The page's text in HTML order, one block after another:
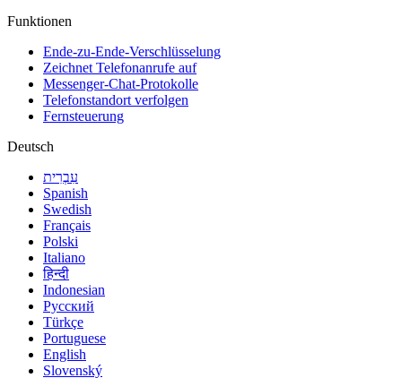
Funktionen
Ende-zu-Ende-Verschlüsselung
Zeichnet Telefonanrufe auf
Messenger-Chat-Protokolle
Telefonstandort verfolgen
Fernsteuerung
Deutsch
עִבְרִית
Spanish
Swedish
Français
Polski
Italiano
हिन्दी
Indonesian
Русский
Türkçe
Portuguese
English
Slovenský